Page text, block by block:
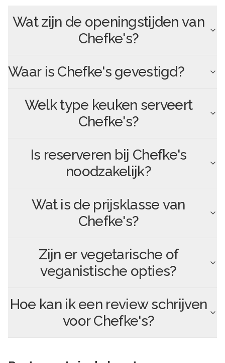
Wat zijn de openingstijden van
Chefke's?
Waar is Chefke'sgevestigd?
Welk type keuken serveert
Chefke's?
Is reserveren bij Chefke's
noodzakelijk?
Wat is de prijsklasse van
Chefke's?
Zijn er vegetarische of
veganistische opties?
Hoe kan ik een review schrijven
voorChefke's?